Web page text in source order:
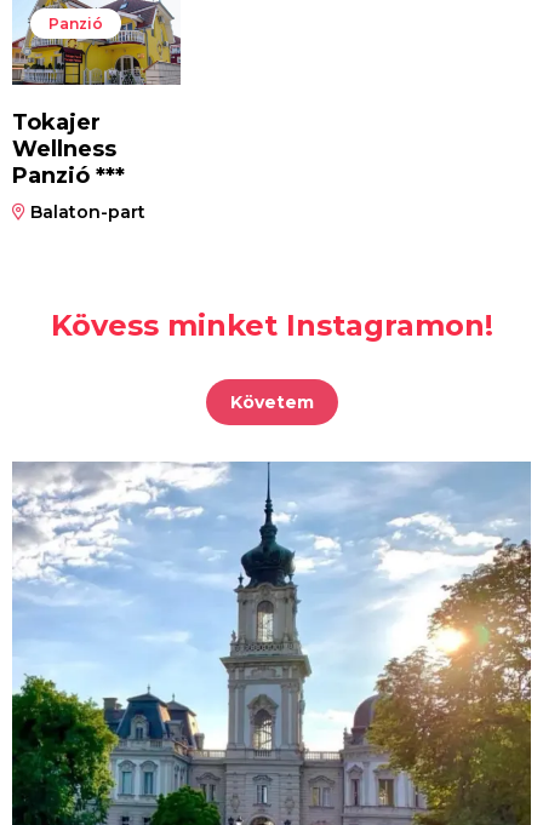
Panzió
Tokajer
Wellness
Panzió ***
Balaton-part
Kövess minket Instagramon!
Követem